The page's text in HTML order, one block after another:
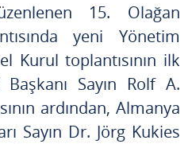
15. Olağan
yeni Yönetim
Kurul toplantısının ilk
Sayın Rolf A.
ardından, Almanya
Sayın Dr. Jörg Kukies